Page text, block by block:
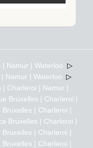
Namur | Waterloo ▷
Namur | Waterloo ▷
| Charleroi | Namur |
Bruxelles | Charleroi |
Bruxelles | Charleroi |
Bruxelles | Charleroi |
Bruxelles | Charleroi |
Bruxelles | Charleroi |